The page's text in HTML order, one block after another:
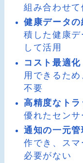
組み合わせ
健康データの
積した健康
して活用
コスト最適化
用できるた
不要
高精度なト
優れたセン
通知の一元管
作でき、ス
必要がない